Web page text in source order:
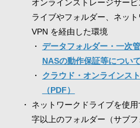
オンラインストレージサー
ライブやフォルダー、ネッ
VPN を経由した環境
データフォルダー・一次
NASの動作保証等につい
クラウド・オンラインス
（PDF）
ネットワークドライブを使
字以上のフォルダー（サブ